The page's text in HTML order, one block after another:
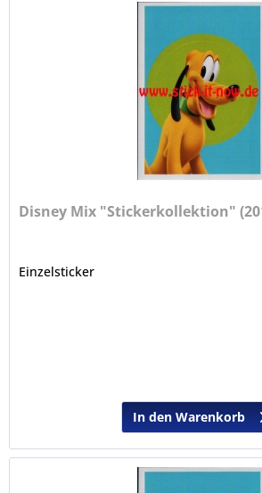
Disney Mix "Stickerkollektion"
Einzelsticker
In den Warenkorb